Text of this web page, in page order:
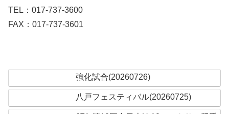
TEL：017-737-3600
FAX：017-737-3601
強化試合(20260726)
八戸フェスティバル(20260725)